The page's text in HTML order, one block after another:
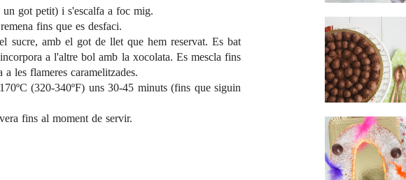
got petit) i s'escalfa a foc mig.
fins que es desfaci.
sucre, amb el got de llet que hem reservat. Es bat
a l'altre bol amb la xocolata. Es mescla fins
les flameres caramelitzades.
(320-340ºF) uns 30-45 minuts (fins que siguin
fins al moment de servir.